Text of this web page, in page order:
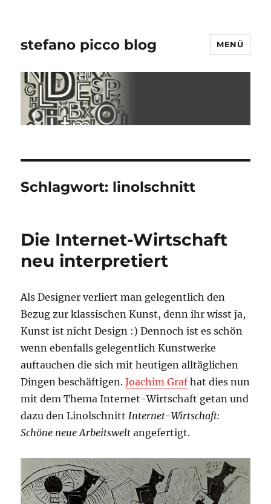
stefano picco blog MENÜ
Schlagwort: linolschnitt
Die Internet-Wirtschaft
neu interpretiert
Als Designer verliert man gelegentlich den
Bezug zur klassischen Kunst, denn ihr wisst ja,
Kunst ist nicht Design :) Dennoch ist es schön
wenn ebenfalls gelegentlich Kunstwerke
auftauchen die sich mit heutigen alltäglichen
Dingen beschäftigen.Joachim Grafhat dies nun
mit dem Thema Internet-Wirtschaft getan und
dazu den LinolschnittInternet-Wirtschaft:
Schöne neue Arbeitswelt angefertigt.